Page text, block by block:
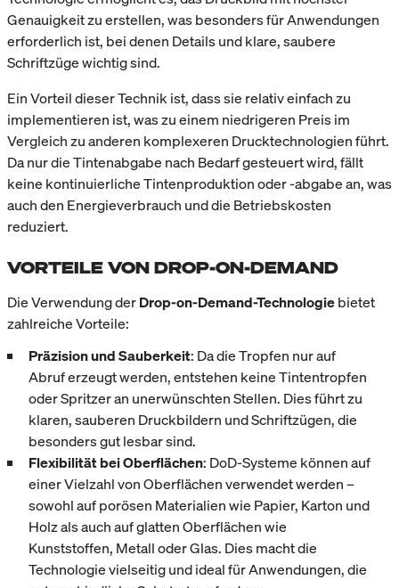
Genauigkeit zu erstellen, was besonders für Anwendungen
erforderlich ist, bei denen Details und klare, saubere
Schriftzüge wichtig sind.
Ein Vorteil dieser Technik ist, dass sie relativ einfach zu
implementieren ist, was zu einem niedrigeren Preis im
Vergleich zu anderen komplexeren Drucktechnologien führt.
Da nur die Tintenabgabe nach Bedarf gesteuert wird, fällt
keine kontinuierliche Tintenproduktion oder -abgabe an, was
auch den Energieverbrauch und die Betriebskosten
reduziert.
VORTEILE VON DROP-ON-DEMAND
Die Verwendung derDrop-on-Demand-Technologiebietet
zahlreiche Vorteile:
Präzision und Sauberkeit: Da die Tropfen nur auf
Abruf erzeugt werden, entstehen keine Tintentropfen
oder Spritzer an unerwünschten Stellen. Dies führt zu
klaren, sauberen Druckbildern und Schriftzügen, die
besonders gut lesbar sind.
Flexibilität bei Oberflächen: DoD-Systeme können auf
einer Vielzahl von Oberflächen verwendet werden –
sowohl auf porösen Materialien wie Papier, Karton und
Holz als auch auf glatten Oberflächen wie
Kunststoffen, Metall oder Glas. Dies macht die
Technologie vielseitig und ideal für Anwendungen, die